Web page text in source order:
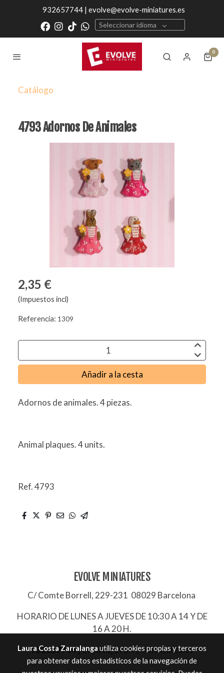
932657744 | evolve@evolve-miniatures.es
Seleccionar idioma
0
Catálogo
4793 Adornos De Animales
2,35 €
(Impuestos incl)
Referencia: 1309
Añadir a la cesta
Adornos de animales. 4 piezas.
Animal plaques. 4 units.
Ref. 4793
EVOLVE MINIATURES
C/ Comte Borrell, 229-231 08029 Barcelona
HORARIO DE LUNES A JUEVES DE 10:30 A 14 Y DE
16 A 20 H.
932657744|evolve@evolve-miniatures.es
Laura Costa Zarralanga utiliza cookies propias y terceros
para obtener datos estadísticos de la navegación de